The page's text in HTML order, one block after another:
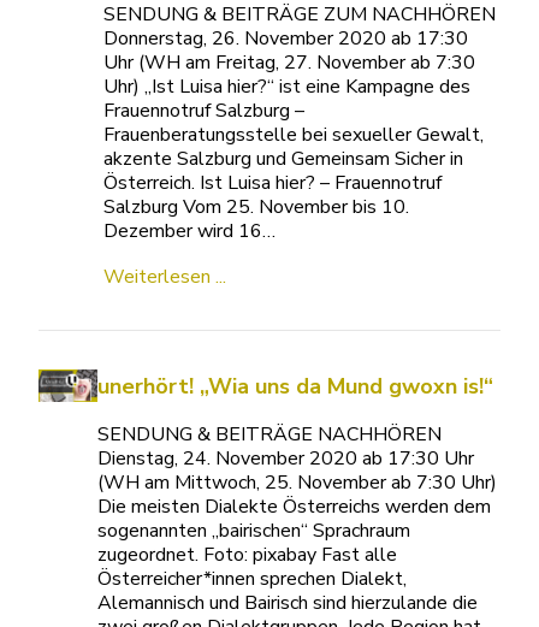
SENDUNG & BEITRÄGE ZUM NACHHÖREN
Donnerstag, 26. November 2020 ab 17:30
Uhr (WH am Freitag, 27. November ab 7:30
Uhr) „Ist Luisa hier?“ ist eine Kampagne des
Frauennotruf Salzburg –
Frauenberatungsstelle bei sexueller Gewalt,
akzente Salzburg und Gemeinsam Sicher in
Österreich. Ist Luisa hier? – Frauennotruf
Salzburg Vom 25. November bis 10.
Dezember wird 16…
Weiterlesen ...
unerhört! „Wia uns da Mund gwoxn is!“
SENDUNG & BEITRÄGE NACHHÖREN
Dienstag, 24. November 2020 ab 17:30 Uhr
(WH am Mittwoch, 25. November ab 7:30 Uhr)
Die meisten Dialekte Österreichs werden dem
sogenannten „bairischen“ Sprachraum
zugeordnet. Foto: pixabay Fast alle
Österreicher*innen sprechen Dialekt,
Alemannisch und Bairisch sind hierzulande die